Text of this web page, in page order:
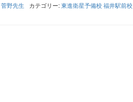
菅野先生 カテゴリー:東進衛星予備校 福井駅前校